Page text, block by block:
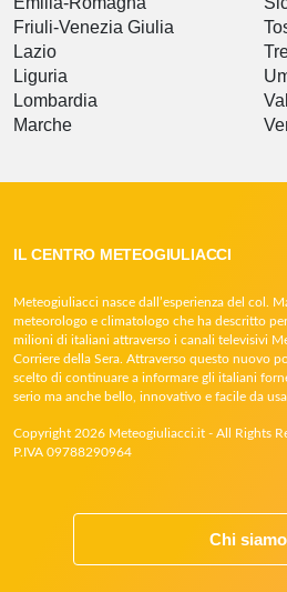
Friuli-Venezia Giulia
Lazio
Liguria
Lombardia
Marche
IL CENTRO METEOGIULIACCI
Meteogiuliacci nasce dall’esperienza del col.
meteorologo e climatologo che ha descritto
milioni di italiani attraverso i canali televisivi
Corriere della Sera. Attraverso questo nuovo
scelto di continuare a informare gli italiani
serio ma anche bello, innovativo e facile da
Copyright 2026 Meteogiuliacci.it - All Rights
P.IVA 09788290964
Chi siamo